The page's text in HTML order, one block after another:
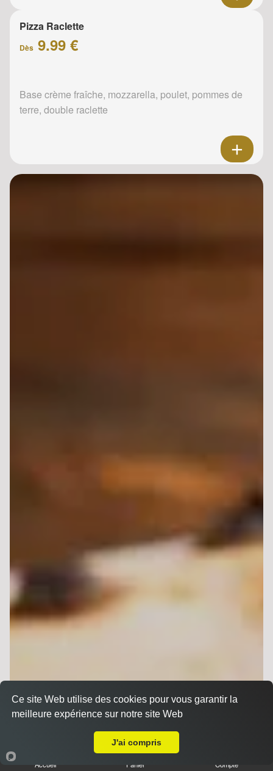
Pizza Raclette
Dès 9.99 €
Base crème fraîche, mozzarella, poulet, pommes de
terre, double raclette
Accueil Panier Compte
Ce site Web utilise des cookies pour vous garantir la
meilleure expérience sur notre site Web
J'ai compris